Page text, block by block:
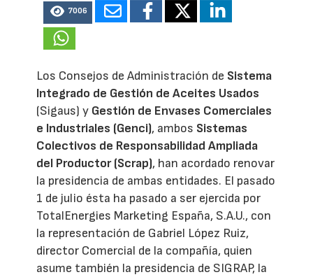
7006
Los Consejos de Administración de Sistema
Integrado de Gestión de Aceites Usados
(Sigaus) y Gestión de Envases Comerciales
e Industriales (Genci), ambos Sistemas
Colectivos de Responsabilidad Ampliada
del Productor (Scrap), han acordado renovar
la presidencia de ambas entidades. El pasado
1 de julio ésta ha pasado a ser ejercida por
TotalEnergies Marketing España, S.A.U., con
la representación de Gabriel López Ruiz,
director Comercial de la compañía, quien
asume también la presidencia de SIGRAP, la